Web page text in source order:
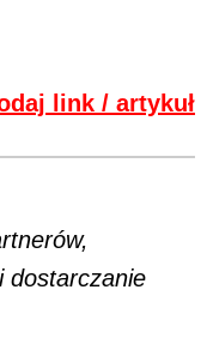
link / artykuł
dostarczanie